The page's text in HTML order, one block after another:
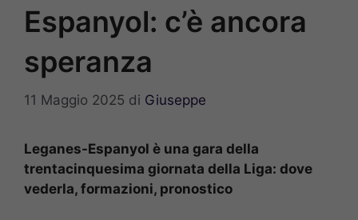
Espanyol: c’è ancora
speranza
11 Maggio 2025 di Giuseppe
Leganes-Espanyol è una gara della
trentacinquesima giornata della Liga: dove
vederla, formazioni, pronostico